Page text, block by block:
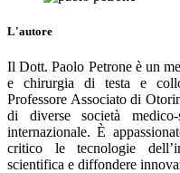
L'autore
Il Dott. Paolo Petrone è un
e chirurgia di testa e
Professore Associato di
di diverse società
internazionale. È
critico le tecnologie
scientifica e diffondere